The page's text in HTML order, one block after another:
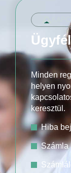
Ügyfél
Minden
helyen
keresztül.
Hiba
Számla